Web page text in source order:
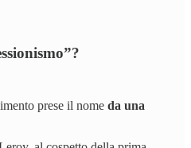
prese il nome da una